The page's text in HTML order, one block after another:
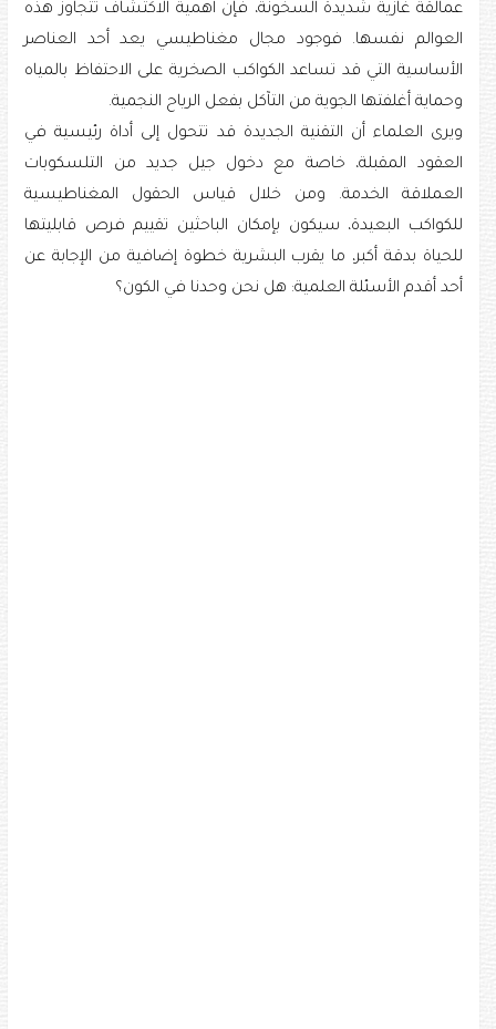
عمالقة غازية شديدة السخونة، فإن أهمية الاكتشاف تتجاوز هذه
العوالم نفسها. فوجود مجال مغناطيسي يعد أحد العناصر
الأساسية التي قد تساعد الكواكب الصخرية على الاحتفاظ بالمياه
وحماية أغلفتها الجوية من التآكل بفعل الرياح النجمية.
ويرى العلماء أن التقنية الجديدة قد تتحول إلى أداة رئيسية في
العقود المقبلة، خاصة مع دخول جيل جديد من التلسكوبات
العملاقة الخدمة. ومن خلال قياس الحقول المغناطيسية
للكواكب البعيدة، سيكون بإمكان الباحثين تقييم فرص قابليتها
للحياة بدقة أكبر، ما يقرب البشرية خطوة إضافية من الإجابة عن
أحد أقدم الأسئلة العلمية: هل نحن وحدنا في الكون؟